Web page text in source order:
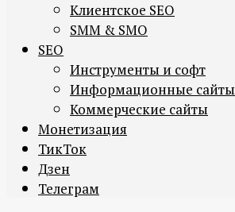
Клиентское SEO
SMM & SMO
SEO
Инструменты и софт
Информационные сайты
Коммерческие сайты
Монетизация
ТикТок
Дзен
Телеграм